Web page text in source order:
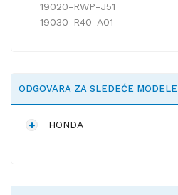
19020-RWP-J51
19030-R40-A01
ODGOVARA ZA SLEDEĆE MODELE
HONDA